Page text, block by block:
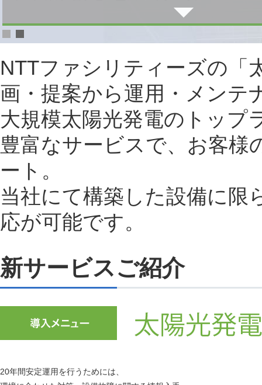
NTTファシリティーズの「
画・提案から運用・メンテ
大規模太陽光発電のトップ
豊富なサービスで、お客様
ート。
当社にて構築した設備に限
応が可能です。
新サービスご紹介
20年間安定運用を行うためには、